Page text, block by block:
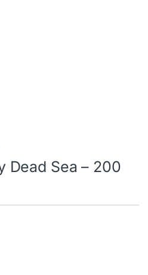
Dead Sea – 200